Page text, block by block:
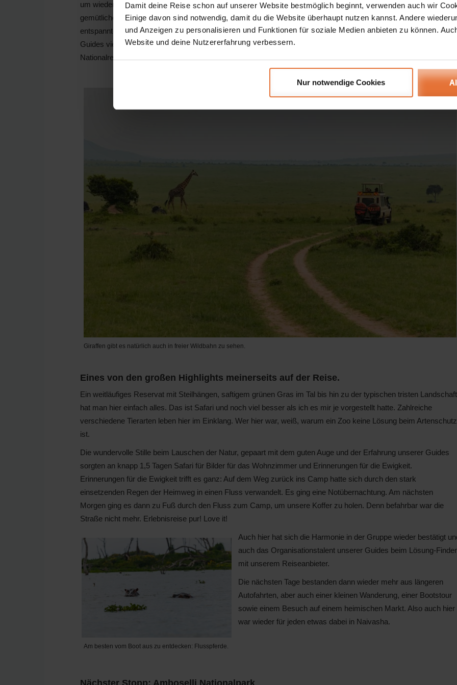
Damit deine Reise schon auf unserer Website bestmöglich beginnt, verwenden auch wir
Einige davon sind notwendig, damit du die Website überhaupt nutzen kannst. Andere
und Anzeigen zu personalisieren und Funktionen für soziale Medien anbieten zu können.
Website und deine Nutzererfahrung verbessern.
Nur notwendige Cookies
um wieder etwas lockerer zu werden, zu entspannen und langsam mit dem Land warm zu werden. Mit einem
gemütlichen Abendessen im Hotel in der Gruppe ging so der erste Tag zu Ende. Nach einem ebenfalls sehr
entspannten und lockeren Aufenthalt bei den Masai in den Loita Hills, bei dem uns step by step auch von unseren
Guides viel neues Wissen überbracht wurde, lernten wir dabei auch etwas Suaheli. Danach ging es weiter in das
Nationalreservat Masai Mara.
Giraffen gibt es natürlich auch in freier Wildbahn zu sehen.
Eines von den großen Highlights meinerseits auf der Reise.
Ein weitläufiges Reservat mit Steilhängen, saftigem grünen Gras im Tal bis hin zu der typischen tristen
hat man hier einfach alles. Das ist Safari und noch viel besser als ich es mir je vorgestellt hatte. Zahlreiche
verschiedene Tierarten leben hier im Einklang. Wer hier war, weiß, warum ein Zoo keine Lösung beim Artenschutz
ist.
Die wundervolle Stille beim Lauschen der Natur, gepaart mit dem guten Auge und der Erfahrung unserer Guides
sorgten an knapp 1,5 Tagen Safari für Bilder für das Wohnzimmer und Erinnerungen für die Ewigkeit.
Erinnerungen für die Ewigkeit trifft es ganz: Auf dem Weg zurück ins Camp hatte sich durch den stark
einsetzenden Regen der Heimweg in einen Fluss verwandelt. Es ging eine Notübernachtung. Am nächsten
Morgen ging es dann zu Fuß durch den Fluss zum Camp, um unsere Koffer zu holen. Denn befahrbar war die
Straße nicht mehr. Erlebnisreise pur! Love it!
Am besten vom Boot aus zu entdecken: Flusspferde.
Auch hier hat sich die Harmonie in der Gruppe wieder bestätigt
auch das Organisationstalent unserer Guides beim Lösung-
mit unserem Reiseanbieter.
Die nächsten Tage bestanden dann wieder mehr aus längeren
Autofahrten, aber auch einer kleinen Wanderung, einer Bootstour
sowie einem Besuch auf einem heimischen Markt. Also auch hier
war wieder für jeden etwas dabei in Naivasha.
Nächster Stopp: Amboselli Nationalpark